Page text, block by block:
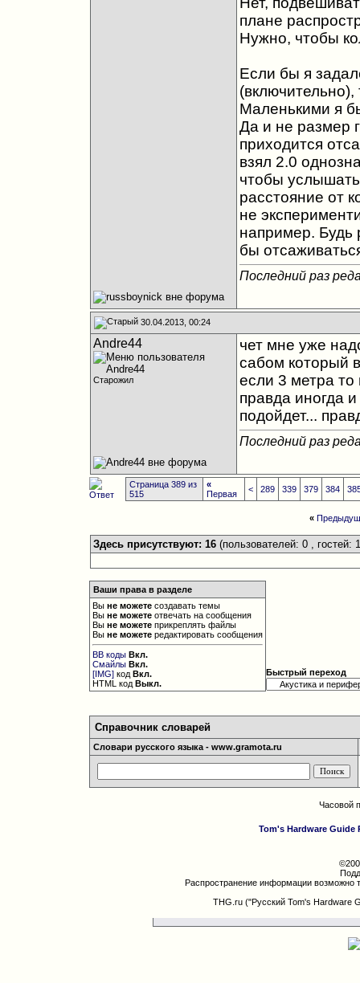
плане
Нужно, чтобы
Если бы я
Маленькими я
Да и не размер
приходится
взял 2.0
чтобы услышать
расстояние от
не
например. Будь
бы
Последний раз
30.04.2013, 00:24
Andre44
Старожил
чет мне уже
сабом который
если 3 метра
правда иногда
подойдет...
Последний раз
Страница 389 из
515
«
Первая
< 289 339 379 384
«
Здесь присутствуют: 16 (пользователей: 0 , гостей:
Ваши права в разделе
Выне можете создавать темы
Выне можете отвечать на сообщения
Выне можете прикреплять файлы
Выне можете редактировать сообщения
BB коды Вкл.
Смайлы Вкл.
[IMG] кодВкл.
HTML кодВыкл.
Быстрый переход
Справочник словарей
Словари русского языка - www.gramota.ru
Часовой
Tom's Hardware Guide
Распространение информации возможно
THG.ru ("Русский Tom's Hardware